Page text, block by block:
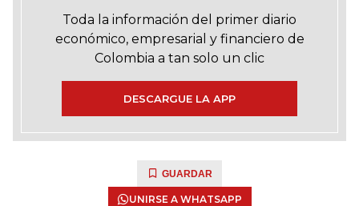
Toda la información del primer diario
económico, empresarial y financiero de
Colombia a tan solo un clic
DESCARGUE LA APP
GUARDAR
UNIRSE A WHATSAPP